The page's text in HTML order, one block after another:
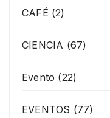
CAFÉ (2)
CIENCIA (67)
Evento (22)
EVENTOS (77)